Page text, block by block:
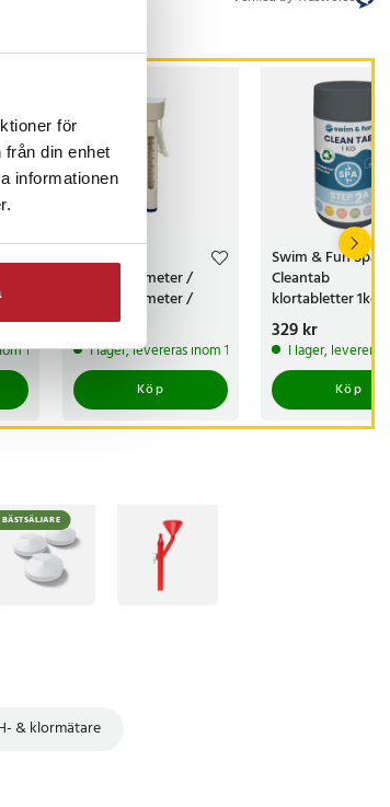
för
din enhet
informationen
1-2 vardagar
Flytande
pooltermometer /
pooltermometer /
vattentermometer
pool / termometer bad
Pris:39 kr
39 kr
I lager, levereras inom 1-2 vardagar
Köp
Swim & Fun Spa
Cleantab
klortabletter 1kg
Pris:329 kr
329 kr
I lager,
Köp
BÄSTSÄLJARE
& klormätare